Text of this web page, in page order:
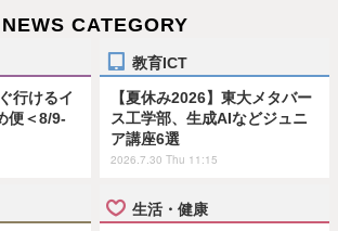
NEWS CATEGORY
行けるイ
便＜8/9-
教育ICT
【夏休み2026】東大メタバー
ス工学部、生成AIなどジュニ
ア講座6選
2026.7.30 Thu 11:15
生活・健康